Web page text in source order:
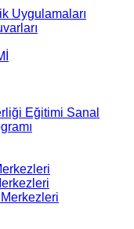
Uygulamaları
Eğitimi Sanal